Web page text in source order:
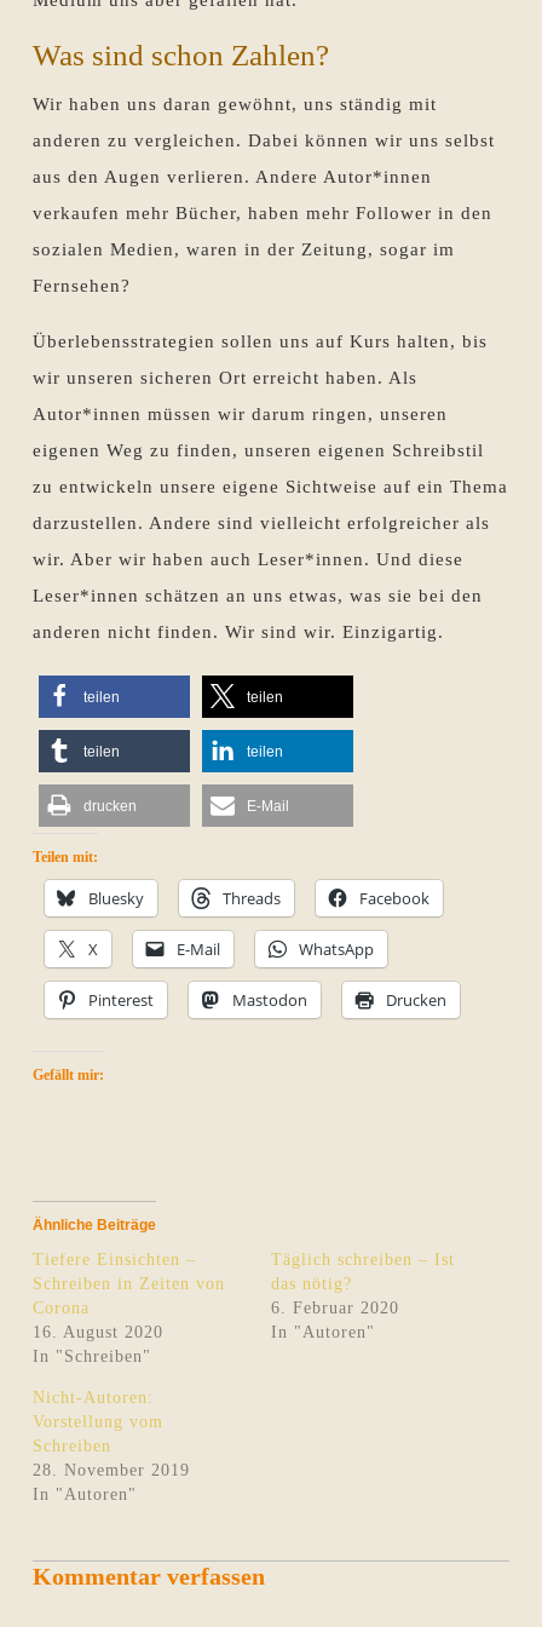
Was sind schon Zahlen?
Wir haben uns daran gewöhnt, uns ständig mit
anderen zu vergleichen. Dabei können wir uns selbst
aus den Augen verlieren. Andere Autor*innen
verkaufen mehr Bücher, haben mehr Follower in den
sozialen Medien, waren in der Zeitung, sogar im
Fernsehen?
Überlebensstrategien sollen uns auf Kurs halten, bis
wir unseren sicheren Ort erreicht haben. Als
Autor*innen müssen wir darum ringen, unseren
eigenen Weg zu finden, unseren eigenen Schreibstil
zu entwickeln unsere eigene Sichtweise auf ein Thema
darzustellen. Andere sind vielleicht erfolgreicher als
wir. Aber wir haben auch Leser*innen. Und diese
Leser*innen schätzen an uns etwas, was sie bei den
anderen nicht finden. Wir sind wir. Einzigartig.
teilen teilen
teilen teilen
drucken E-Mail
Teilen mit:
Bluesky Threads Facebook
X E-Mail WhatsApp
Pinterest Mastodon Drucken
Gefällt mir:
Ähnliche Beiträge
Tiefere Einsichten –
Schreiben in Zeiten von
Corona
16. August 2020
In "Schreiben"
Täglich schreiben – Ist
das nötig?
6. Februar 2020
In "Autoren"
Nicht-Autoren:
Vorstellung vom
Schreiben
28. November 2019
In "Autoren"
Kommentar verfassen